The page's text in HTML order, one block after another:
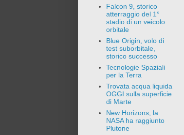
Falcon 9, storico
atterraggio del 1°
stadio di un veicolo
orbitale
Blue Origin, volo di
test suborbitale,
storico successo
Tecnologie Spaziali
per la Terra
Trovata acqua liquida
OGGI sulla superficie
di Marte
New Horizons, la
NASA ha raggiunto
Plutone